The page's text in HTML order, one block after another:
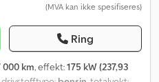
(MVA kan ikke spesifiseres)
Ring
000 km, effekt:175 kW (237,93